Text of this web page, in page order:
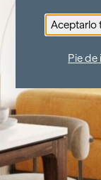
Aceptarlo
Pie de